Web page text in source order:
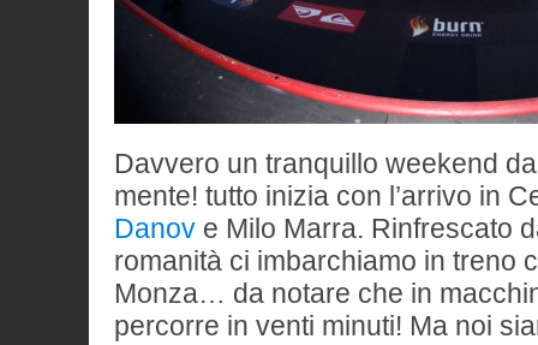
Davvero un tranquillo weekend
mente! tutto inizia con l’arrivo in
Danov e Milo Marra. Rinfrescato
romanità ci imbarchiamo in treno
Monza… da notare che in
percorre in venti minuti! Ma noi